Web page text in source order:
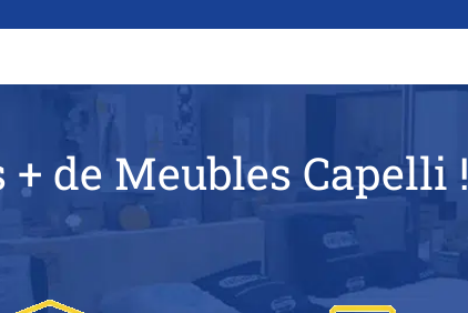
+ de Meubles Capelli !